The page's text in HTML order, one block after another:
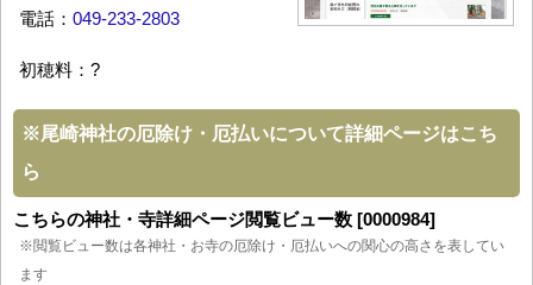
電話： 049-233-2803
初穂料：?
※尾崎神社の厄除け・厄払いについて詳細ページはこち
ら
こちらの神社・寺詳細ページ閲覧ビュー数 [0000984]
※閲覧ビュー数は各神社・お寺の厄除け・厄払いへの関心の高さを表してい
ます